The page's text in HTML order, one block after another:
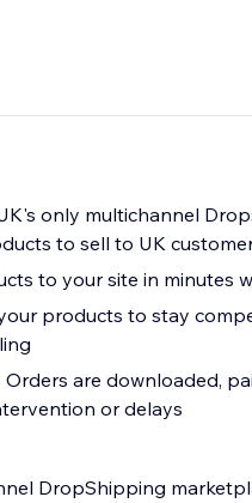
only multichannel
to sell to UK
to your site in minutes
products to stay
are downloaded,
or delays
DropShipping